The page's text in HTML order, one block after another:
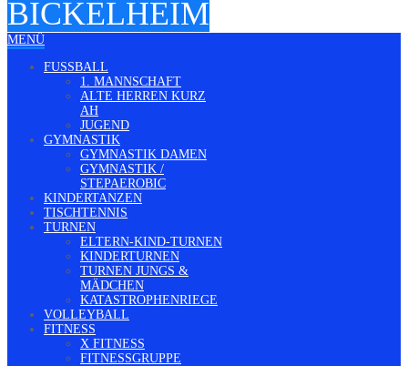
BICKELHEIM
MENÜ
FUSSBALL
1. MANNSCHAFT
ALTE HERREN KURZ
AH
JUGEND
GYMNASTIK
GYMNASTIK DAMEN
GYMNASTIK /
STEPAEROBIC
KINDERTANZEN
TISCHTENNIS
TURNEN
ELTERN-KIND-TURNEN
KINDERTURNEN
TURNEN JUNGS &
MÄDCHEN
KATASTROPHENRIEGE
VOLLEYBALL
FITNESS
X FITNESS
FITNESSGRUPPE